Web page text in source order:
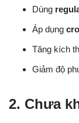
Dùng
Áp dụng
Tăng kích
Giảm độ
2. Chưa